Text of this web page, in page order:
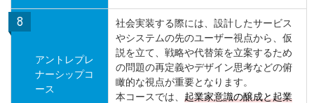
アントレプレ
ナーシップコ
ース
社会実装する際には、設計したサービス
やシステムの先のユーザー視点から、仮
説を立て、戦略や代替策を立案するため
の問題の再定義やデザイン思考などの俯
瞰的な視点が重要となります。
本コースでは、 起業家意識の醸成と起業